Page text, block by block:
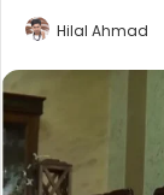
Hilal Ahmad